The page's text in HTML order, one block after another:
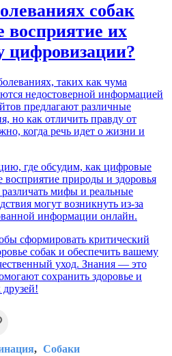
собак
их
цифровизации?
таких как чума
недостоверной информацией
предлагают различные
но как отличить правду от
когда речь идет о жизни и
где обсудим, как цифровые
природы и здоровья
мифы и реальные
могут возникнуть из-за
информации онлайн.
сформировать критический
собак и обеспечить вашему
уход. Знания — это
сохранить здоровье и
Собаки